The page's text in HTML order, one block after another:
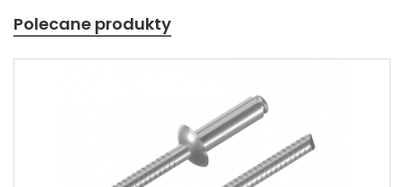
Polecane produkty